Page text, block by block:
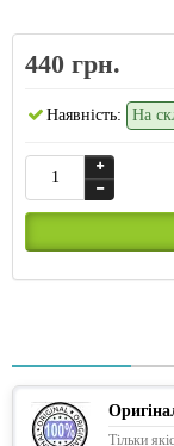
440 грн.
Наявність: На
Тільки